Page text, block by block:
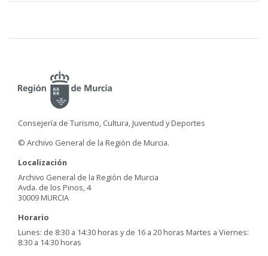
Consejería de Turismo, Cultura, Juventud y Deportes
© Archivo General de la Región de Murcia.
Localización
Archivo General de la Región de Murcia
Avda. de los Pinos, 4
30009 MURCIA
Horario
Lunes: de 8:30 a 14:30 horas y de 16 a 20 horas Martes a Viernes:
8:30 a 14:30 horas